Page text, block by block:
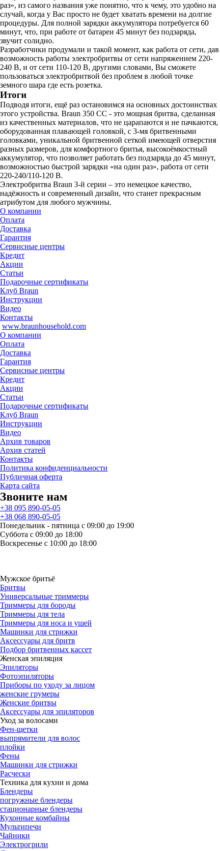
раз», из самого названия уже понятно, что к чему, это удобно на
случай, когда у Вас просто не будет хватать времени на долгие
процедуры. Для полной зарядки аккумулятора потребуется 60
минут, что, при работе от батареи 45 минут без подзаряда,
звучит солидно.
Разработчики продумали и такой момент, как работа от сети, дав
возможность работы электробритвы от сети напряжением 220-
240 В, и от сети 110-120 В, другими словами, Вы сможете
пользоваться электробритвой без проблем в любой точке
земного шара где есть розетка.
Итоги
Подводя итоги, ещё раз остановимся на основных достоинствах
этого устройства. Braun 350 CC - это мощная бритва, сделанная
из качественных материалов, что не царапаются и не пачкаются,
оборудованная плавающей головкой, с 3-мя бритвенными
головками, уникальной бритвенной сеткой имеющей отверстия
разных размеров, для комфортного бритья, высокоёмкостный
аккумулятор, что позволяет работать без подзаряда до 45 минут,
возможностью быстрой зарядки «на один раз», работа от сети
220-240/110-120 В.
Электробритва Braun 3-й серии – это немецкое качество,
надёжность и современный дизайн, что станет прекрасным
атрибутом для любого мужчины.
О компании
Оплата
Доставка
Гарантия
Сервисные центры
Кредит
Акции
Статьи
Подарочные сертификаты
Клуб Braun
Инструкции
Видео
Контакты
www.braunhousehold.com
О компании
Оплата
Доставка
Гарантия
Сервисные центры
Кредит
Акции
Статьи
Подарочные сертификаты
Клуб Braun
Инструкции
Видео
Архив товаров
Архив статей
Контакты
Политика конфиденциальности
Публичная оферта
Карта сайта
Звоните нам
+38 095 890-05-05
+38 068 890-05-05
Понедельник - пятница с 09:00 до 19:00
Суббота с 09:00 до 18:00
Воскресенье с 10:00 до 18:00
Мужское бритьё
Бритвы
Универсальные триммеры
Триммеры для бороды
Триммеры для тела
Триммеры для носа и ушей
Машинки для стрижки
Аксессуары для бритв
Подбор бритвенных кассет
Женская эпиляция
Эпиляторы
Фотоэпиляторы
Приборы по уходу за лицом
женские грумеры
Женские бритвы
Аксессуары для эпиляторов
Уход за волосами
Фен-щетки
выпрямители для волос
плойки
Фены
Машинки для стрижки
Расчески
Техника для кухни и дома
Блендеры
погружные блендеры
стационарные блендеры
Кухонные комбайны
Мультипечи
Чайники
Электрогрили